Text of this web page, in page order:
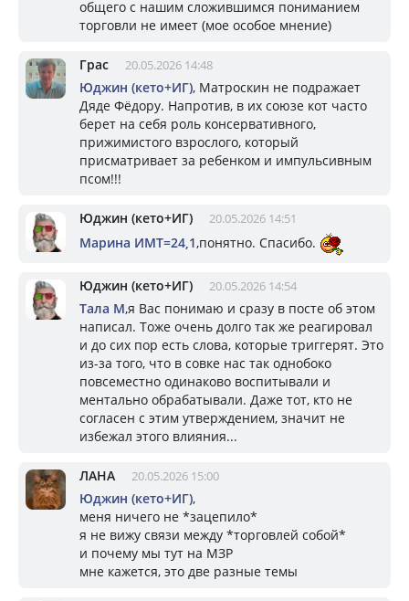
общего с нашим сложившимся пониманием
торговли не имеет (мое особое мнение)
Грас 20.05.2026 14:48
Юджин (кето+ИГ), Матроскин не подражает
Дяде Фёдору. Напротив, в их союзе кот часто
берет на себя роль консервативного,
прижимистого взрослого, который
присматривает за ребенком и импульсивным
псом!!!
Юджин (кето+ИГ) 20.05.2026 14:51
Марина ИМТ=24,1,понятно. Спасибо.
Юджин (кето+ИГ) 20.05.2026 14:54
Тала М,я Вас понимаю и сразу в посте об этом
написал. Тоже очень долго так же реагировал
и до сих пор есть слова, которые триггерят. Это
из-за того, что в совке нас так однобоко
повсеместно одинаково воспитывали и
ментально обрабатывали. Даже тот, кто не
согласен с этим утверждением, значит не
избежал этого влияния...
ЛАНА 20.05.2026 15:00
Юджин (кето+ИГ),
меня ничего не *зацепило*
я не вижу связи между *торговлей собой*
и почему мы тут на МЗР
мне кажется, это две разные темы